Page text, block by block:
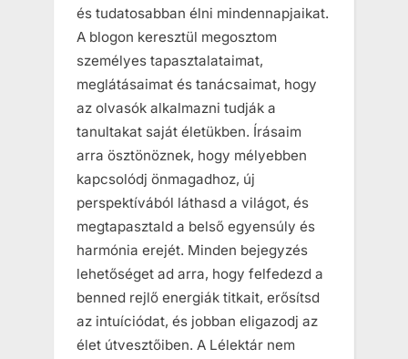
és tudatosabban élni mindennapjaikat.
A blogon keresztül megosztom
személyes tapasztalataimat,
meglátásaimat és tanácsaimat, hogy
az olvasók alkalmazni tudják a
tanultakat saját életükben. Írásaim
arra ösztönöznek, hogy mélyebben
kapcsolódj önmagadhoz, új
perspektívából láthasd a világot, és
megtapasztald a belső egyensúly és
harmónia erejét. Minden bejegyzés
lehetőséget ad arra, hogy felfedezd a
benned rejlő energiák titkait, erősítsd
az intuíciódat, és jobban eligazodj az
élet útvesztőiben. A Lélektár nem